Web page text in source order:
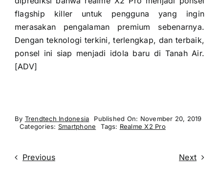
flagship killer untuk pengguna yang ingin
merasakan pengalaman premium sebenarnya.
Dengan teknologi terkini, terlengkap, dan terbaik,
ponsel ini siap menjadi idola baru di Tanah Air.
[ADV]
By Trendtech Indonesia
Published On: November 20, 2019
Categories: Smartphone Tags: Realme X2 Pro
Previous Next